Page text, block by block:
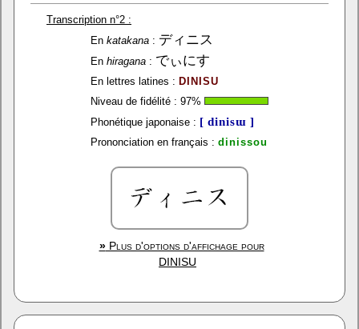
Transcription n°2 :
En katakana : ディニス
En hiragana : でぃにす
En lettres latines : DINISU
Niveau de fidélité : 97%
Phonétique japonaise : [ dinisɯ ]
Prononciation en français : dinissou
»Plus d'options d'affichage pour
DINISU